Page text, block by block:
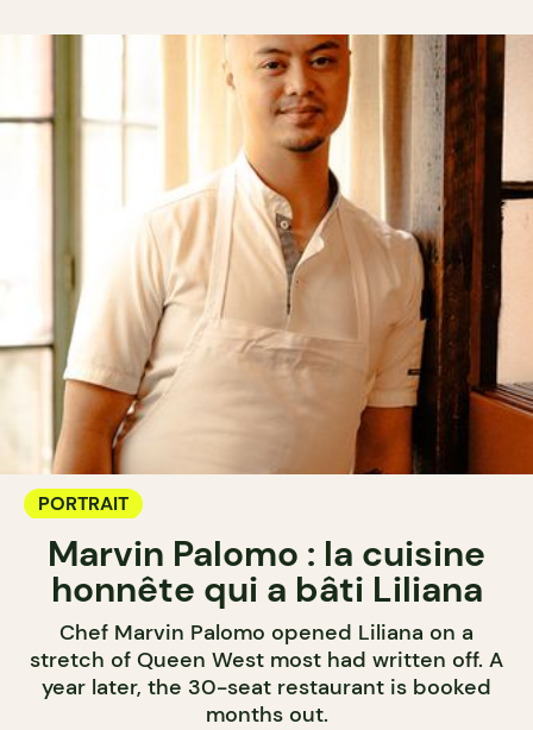
PORTRAIT
Marvin Palomo : la cuisine
honnête qui a bâti Liliana
Chef Marvin Palomo opened Liliana on a
stretch of Queen West most had written off. A
year later, the 30-seat restaurant is booked
months out.